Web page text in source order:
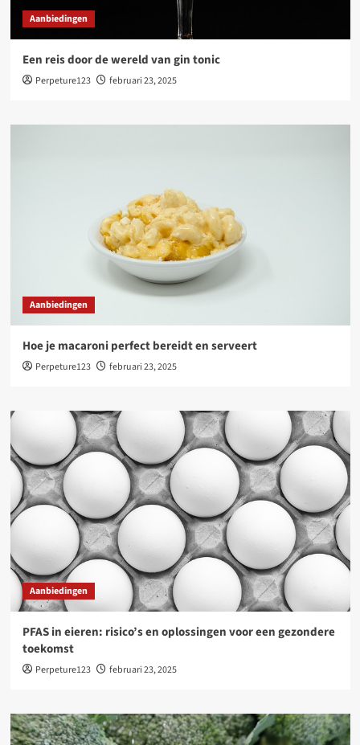
Aanbiedingen
Een reis door de wereld van gin tonic
Perpeture123 februari 23, 2025
Aanbiedingen
Hoe je macaroni perfect bereidt en serveert
Perpeture123 februari 23, 2025
Aanbiedingen
PFAS in eieren: risico’s en oplossingen voor een gezondere
toekomst
Perpeture123 februari 23, 2025